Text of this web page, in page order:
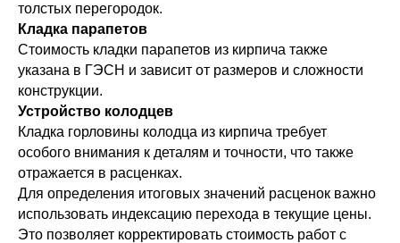
толстых перегородок.
Кладка парапетов
Стоимость кладки парапетов из кирпича также
указана в ГЭСН и зависит от размеров и сложности
конструкции.
Устройство колодцев
Кладка горловины колодца из кирпича требует
особого внимания к деталям и точности, что также
отражается в расценках.
Для определения итоговых значений расценок важно
использовать индексацию перехода в текущие цены.
Это позволяет корректировать стоимость работ с